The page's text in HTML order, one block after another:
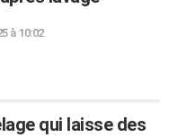
à 10:02
qui laisse des